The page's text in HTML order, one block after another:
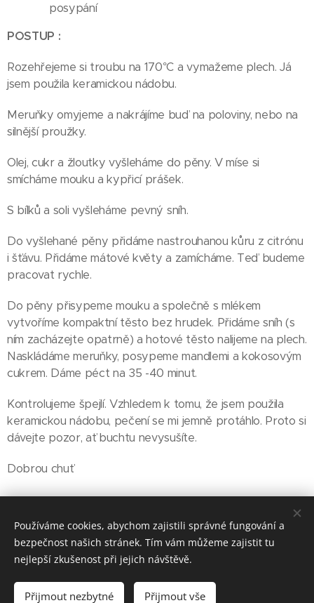
posypání
POSTUP :
Rozehřejeme si troubu na 170°C a vymažeme plech. Já
jsem použila keramickou nádobu.
Meruňky omyjeme a nakrájíme buď na poloviny, nebo na
silnější proužky.
Olej, cukr a žloutky vyšleháme do pěny. V míse si
smícháme mouku a kypřicí prášek.
S bílků a soli vyšleháme pevný sníh.
Do vyšlehané pěny přidáme nastrouhanou kůru z citrónu
i šťávu. Přidáme mátové květy a zamícháme. Teď budeme
pracovat rychle.
Do pěny přisypeme mouku a společně s mlékem
vytvoříme kompaktní těsto bez hrudek. Přidáme sníh (s
ním zacházejte opatrně) a hotové těsto nalijeme na plech.
Naskládáme meruňky, posypeme mandlemi a kokosovým
cukrem. Dáme péct na 35 -40 minut.
Kontrolujeme špejlí. Vzhledem k tomu, že jsem použila
keramickou nádobu, pečení se mi jemně protáhlo. Proto si
dávejte pozor, ať buchtu nevysušíte.
Dobrou chuť
Share
Používáme cookies, abychom zajistili správné fungování a
bezpečnost našich stránek. Tím vám můžeme zajistit tu
nejlepší zkušenost při jejich návštěvě.
Přijmout nezbytné Přijmout vše